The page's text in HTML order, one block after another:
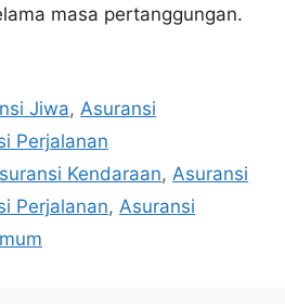
masa pertanggungan.
Jiwa, Asuransi
Perjalanan
Kendaraan, Asuransi
Perjalanan, Asuransi